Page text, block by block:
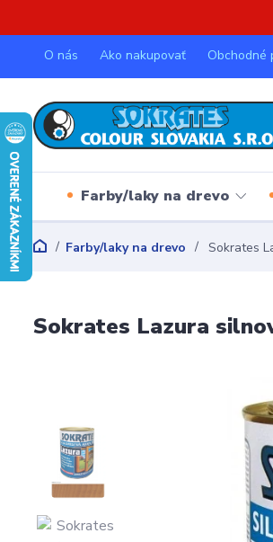
O nás Ako nakupovať Obchodné
Farby/laky na drevo
Farby/laky na drevo Sokrates
Sokrates Lazura